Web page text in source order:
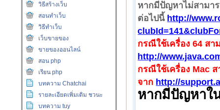
วิธีสร้างเว็บ
สอนทำเว็บ
วิธีทำเว็บ
เว็บขายของ
ขายของออนไลน์
สอน php
เรียน php
บทความ Chatchai
รายละเอียดเพิ่มเติม ชวนะ
บทความ tuy
หากมีปัญหาไม่สามา
ต่อไปนี้ http://
กรณีใช้เครื่อง 64 สา
http://
กรณีใช้เครื่อง Mac
จาก http://
หากมีปัญหาใ